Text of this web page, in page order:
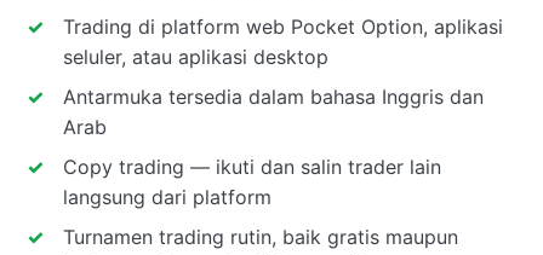
Trading di platform web Pocket Option, aplikasi
seluler, atau aplikasi desktop
Antarmuka tersedia dalam bahasa Inggris dan
Arab
Copy trading — ikuti dan salin trader lain
langsung dari platform
Turnamen trading rutin, baik gratis maupun